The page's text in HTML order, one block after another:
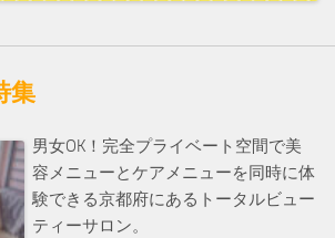
集
男女OK！完全プライベート空間で美
容メニューとケアメニューを同時に体
験できる京都府にあるトータルビュー
ティーサロン。